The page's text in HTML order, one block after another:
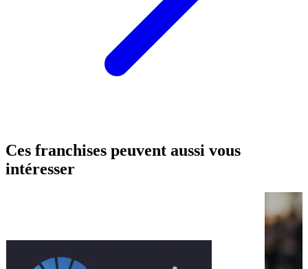
Ces franchises peuvent aussi vous
intéresser